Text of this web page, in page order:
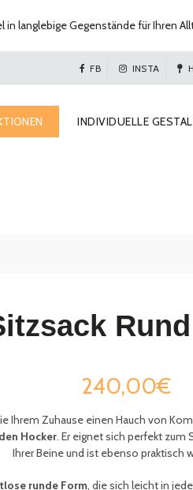
FB INSTA
INDIVIDUELLE
240,00€
Ihrem Zuhause einen Hauch von
Hocker. Er eignet sich perfekt zum
Ihrer Beine und ist ebenso praktisch
runde Form, die sich leicht in
langlebige Gegenstände für Ihren